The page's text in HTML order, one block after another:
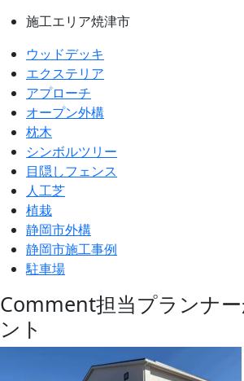
施工エリア焼津市
ウッドデッキ
エクステリア
アプローチ
オープン外構
枕木
シンボルツリー
目隠しフェンス
人工芝
植栽
静岡市外構
静岡市施工事例
駐車場
Comment担当プランナ
ント